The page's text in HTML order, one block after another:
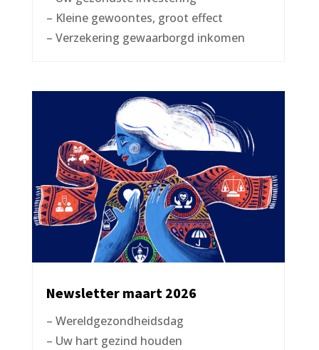
– Kleine gewoontes, groot effect
– Verzekering gewaarborgd inkomen
Newsletter maart 2026
– Wereldgezondheidsdag
– Uw hart gezind houden